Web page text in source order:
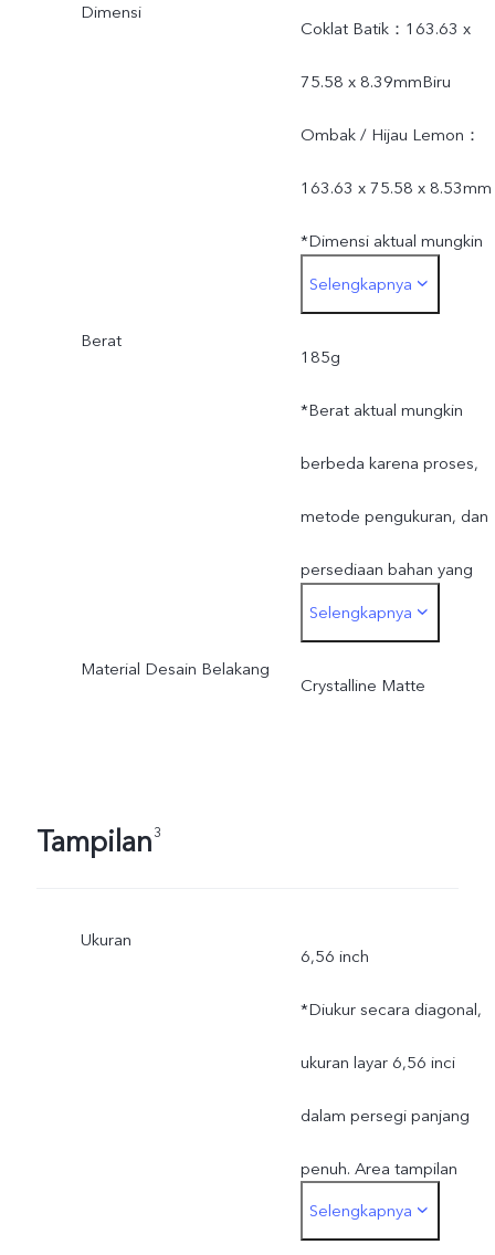
Dimensi
Coklat Batik：163.63 x
75.58 x 8.39mmBiru
Ombak / Hijau Lemon：
163.63 x 75.58 x 8.53mm
*Dimensi aktual mungkin
berbeda karena proses,
metode pengukuran, dan
persediaan bahan yang
bervariasi.
Selengkapnya
Berat
185g
*Berat aktual mungkin
berbeda karena proses,
metode pengukuran, dan
persediaan bahan yang
bervariasi.
Selengkapnya
Material Desain Belakang
Crystalline Matte
Tampilan3
Ukuran
6,56 inch
*Diukur secara diagonal,
ukuran layar 6,56 inci
dalam persegi panjang
penuh. Area tampilan
aktual sedikit lebih kecil.
Selengkapnya